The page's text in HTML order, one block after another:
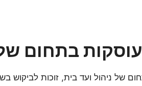
בתחום של
של ניהול ועד בית, זוכות לביקוש